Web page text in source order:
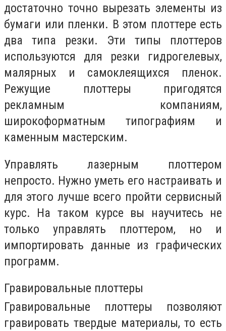
достаточно точно вырезать элементы из
бумаги или пленки. В этом плоттере есть
два типа резки. Эти типы плоттеров
используются для резки гидрогелевых,
малярных и самоклеящихся пленок.
Режущие плоттеры пригодятся
рекламным компаниям,
широкоформатным типографиям и
каменным мастерским.
Управлять лазерным плоттером
непросто. Нужно уметь его настраивать и
для этого лучше всего пройти сервисный
курс. На таком курсе вы научитесь не
только управлять плоттером, но и
импортировать данные из графических
программ.
Гравировальные плоттеры
Гравировальные плоттеры позволяют
гравировать твердые материалы, то есть